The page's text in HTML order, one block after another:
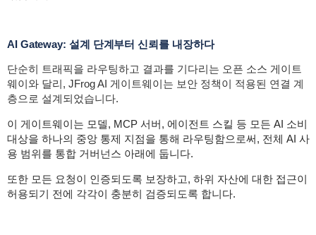
AI Gateway: 설계 단계부터 신뢰를 내장하다
단순히 트래픽을 라우팅하고 결과를 기다리는 오픈 소스 게이트
웨이와 달리, JFrog AI 게이트웨이는 보안 정책이 적용된 연결 계
층으로 설계되었습니다.
이 게이트웨이는 모델, MCP 서버, 에이전트 스킬 등 모든 AI 소비
대상을 하나의 중앙 통제 지점을 통해 라우팅함으로써, 전체 AI 사
용 범위를 통합 거버넌스 아래에 둡니다.
또한 모든 요청이 인증되도록 보장하고, 하위 자산에 대한 접근이
허용되기 전에 각각이 충분히 검증되도록 합니다.